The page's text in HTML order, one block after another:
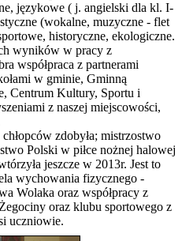
językowe ( j. angielski dla kl. I-
(wokalne, muzyczne - flet
historyczne, ekologiczne.
wyników w pracy z
współpraca z partnerami
w gminie, Gminną
Centrum Kultury, Sportu i
z naszej miejscowości,
zdobyła; mistrzostwo
Polski w piłce nożnej halowej
jeszcze w 2013r. Jest to
wychowania fizycznego -
Wolaka oraz współpracy z
oraz klubu sportowego z
uczniowie.